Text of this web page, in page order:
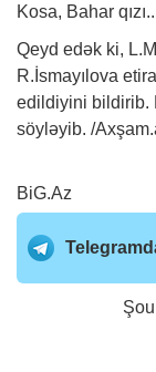
Kosa, Bahar
Qeyd edək ki,
R.İsmayılova
edildiyini bildirib.
söyləyib. /
BiG.Az